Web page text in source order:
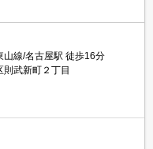
山線/名古屋駅 徒歩16分
武新町２丁目